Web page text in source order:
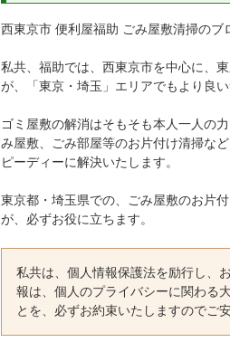
西東京市 便利屋福助 ごみ屋敷清掃のブ
私共、福助では、西東京市を中心に、
が、「東京・埼玉」エリアでもより良
ゴミ屋敷の解消はそもそも本人一人の
み屋敷、ごみ部屋等のお片付け清掃な
ピーディーに解決いたします。
東京都・埼玉県での、ごみ屋敷のお片
が、必ずお役に立ちます。
私共は、個人情報保護法を励行し、
報は、個人のプライバシーに関わる
とを、必ずお約束いたしますのでご